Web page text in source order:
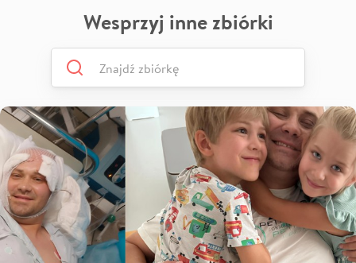
Wesprzyj inne zbiórki